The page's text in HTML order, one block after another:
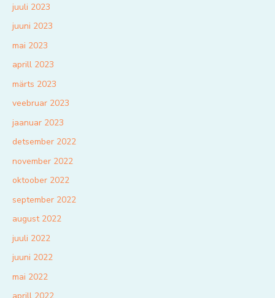
juuli 2023
juuni 2023
mai 2023
aprill 2023
märts 2023
veebruar 2023
jaanuar 2023
detsember 2022
november 2022
oktoober 2022
september 2022
august 2022
juuli 2022
juuni 2022
mai 2022